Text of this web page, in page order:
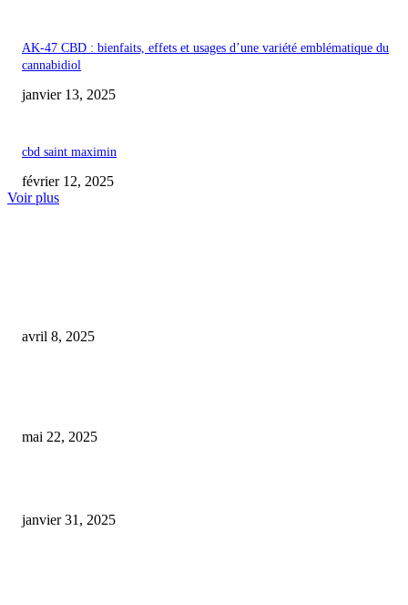
AK-47 CBD : bienfaits, effets et usages d’une variété emblématique du
cannabidiol
janvier 13, 2025
cbd saint maximin
février 12, 2025
Voir plus
avril 8, 2025
mai 22, 2025
janvier 31, 2025